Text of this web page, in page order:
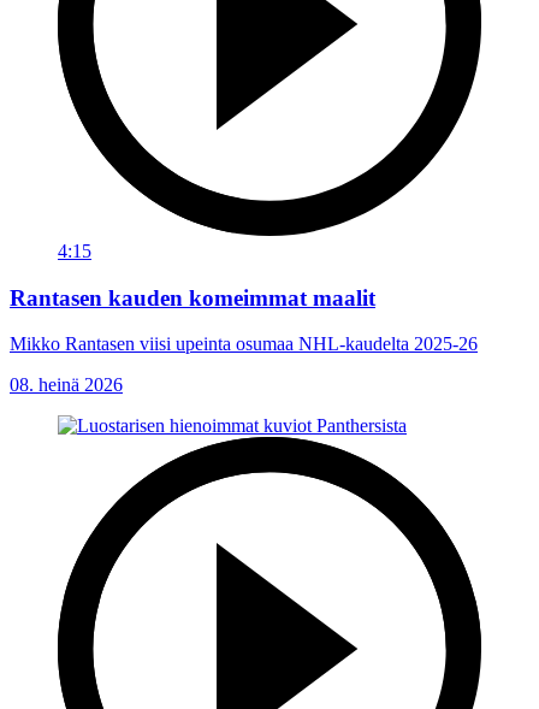
4:15
Rantasen kauden komeimmat maalit
Mikko Rantasen viisi upeinta osumaa NHL-kaudelta 2025-26
08. heinä 2026